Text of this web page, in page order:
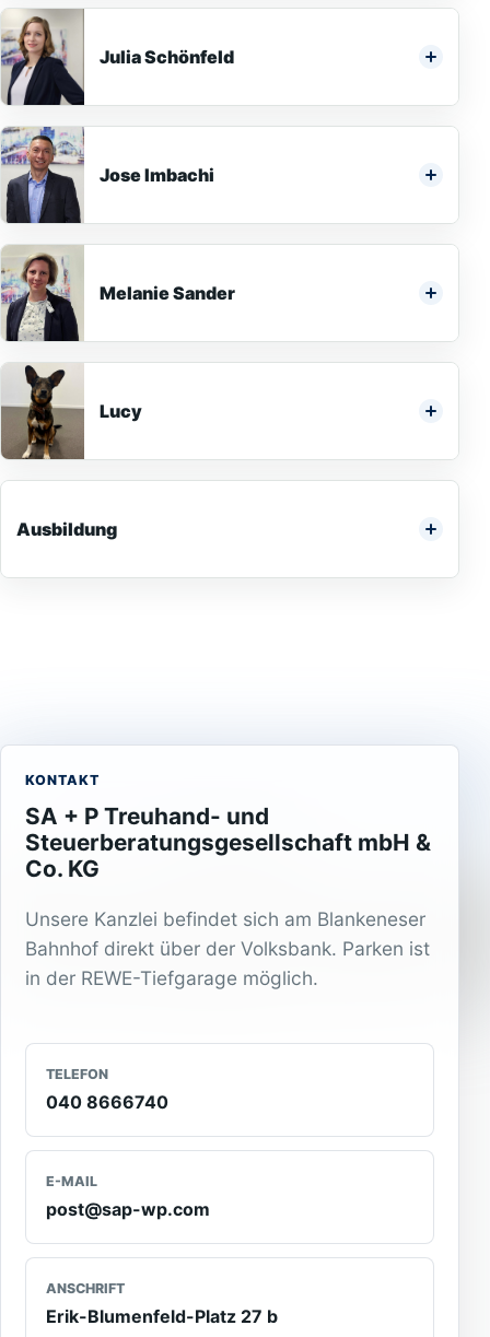
Julia Schönfeld
Jose Imbachi
Melanie Sander
Lucy
Ausbildung
KONTAKT
SA + P Treuhand- und
Steuerberatungsgesellschaft mbH &
Co. KG
Unsere Kanzlei befindet sich am Blankeneser
Bahnhof direkt über der Volksbank. Parken ist
in der REWE-Tiefgarage möglich.
TELEFON
040 8666740
E-MAIL
post@sap-wp.com
ANSCHRIFT
Erik-Blumenfeld-Platz 27 b